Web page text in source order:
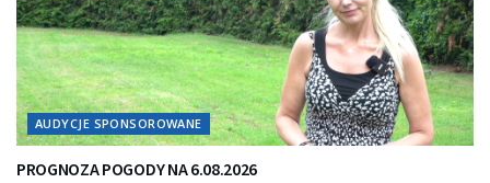
AUDYCJE SPONSOROWANE
PROGNOZA POGODY NA 6.08.2026